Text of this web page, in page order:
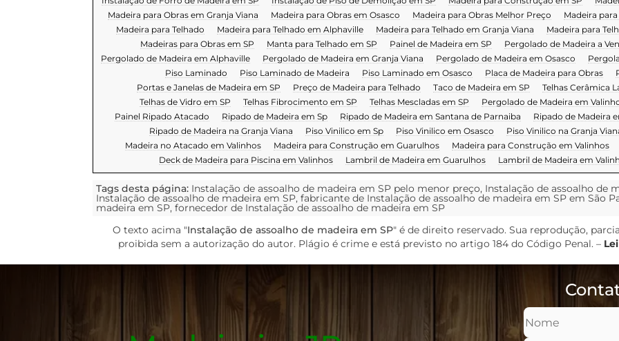
Madeira para Obras em Granja Viana
Madeira para Obras em Osasco Madeira para Obras Melhor Preço Madeira
Madeira para Telhado
Madeira para Telhado em Alphaville Madeira para Telhado em Granja Viana Madeira para
Madeiras para Obras em SP
Manta para Telhado em SP Painel de Madeira em SP Pergolado de Madeira a
Pergolado de Madeira em Alphaville
Pergolado de Madeira em Granja Viana Pergolado de Madeira em Osasco
Piso Laminado
Piso Laminado de Madeira Piso Laminado em Osasco Placa de Madeira para Obras
Portas e Janelas de Madeira em SP
Preço de Madeira para Telhado Taco de Madeira em SP Telhas Cerâmica
Telhas de Vidro em SP
Telhas Fibrocimento em SP Telhas Mescladas em SP Pergolado de Madeira em
Painel Ripado Atacado
Ripado de Madeira em Sp Ripado de Madeira em Santana de Parnaiba Ripado de Madeira
Ripado de Madeira na Granja Viana
Piso Vinilico em Sp Piso Vinilico em Osasco Piso Vinilico na Granja
Madeira no Atacado em Valinhos
Madeira para Construção em Guarulhos Madeira para Construção em Valinhos
Deck de Madeira para Piscina em Valinhos
Lambril de Madeira em Guarulhos Lambril de Madeira em
Tags desta página: Instalação de assoalho de madeira em SP pelo menor preço, Instalação de assoalho de
Instalação de assoalho de madeira em SP, fabricante de Instalação de assoalho de madeira em SP em São
madeira em SP, fornecedor de Instalação de assoalho de madeira em SP
O texto acima "Instalação de assoalho de madeira em SP" é de direito reservado. Sua reprodução,
proibida sem a autorização do autor. Plágio é crime e está previsto no artigo 184 do Código Penal. –